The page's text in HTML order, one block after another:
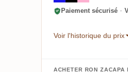
Paiement sécurisé ·
Voir l'historique du prix